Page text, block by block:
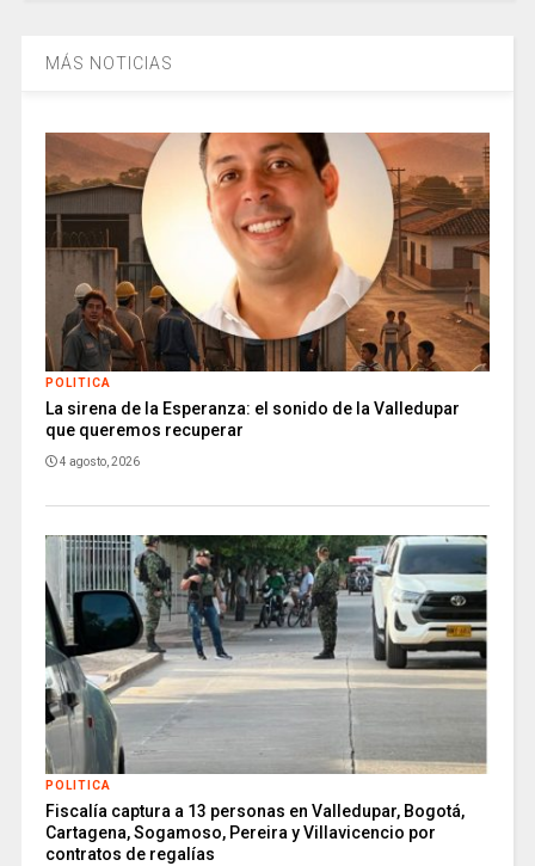
MÁS NOTICIAS
POLITICA
La sirena de la Esperanza: el sonido de la Valledupar
que queremos recuperar
4 agosto, 2026
POLITICA
Fiscalía captura a 13 personas en Valledupar, Bogotá,
Cartagena, Sogamoso, Pereira y Villavicencio por
contratos de regalías